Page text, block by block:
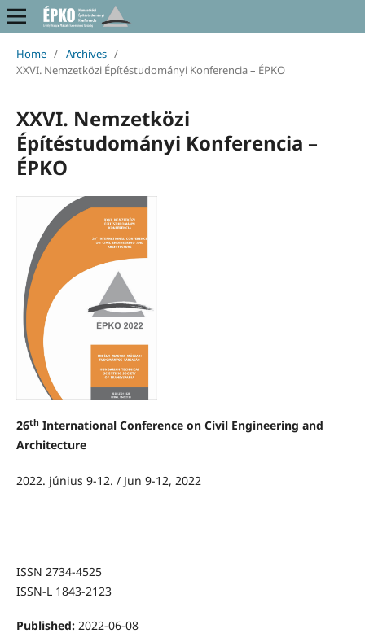
Home / Archives /
XXVI. Nemzetközi Építéstudományi Konferencia – ÉPKO
XXVI. Nemzetközi
Építéstudományi Konferencia –
ÉPKO
26thInternational Conference on Civil Engineering and
Architecture
2022. június 9-12. / Jun 9-12, 2022
ISSN 2734-4525
ISSN-L 1843-2123
Published: 2022-06-08